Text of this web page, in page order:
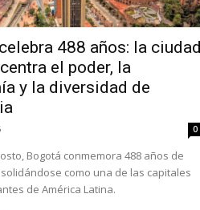
488 años: la ciudad
el poder, la
y la diversidad de
0
Bogotá conmemora 488 años de
como una de las capitales
de América Latina.